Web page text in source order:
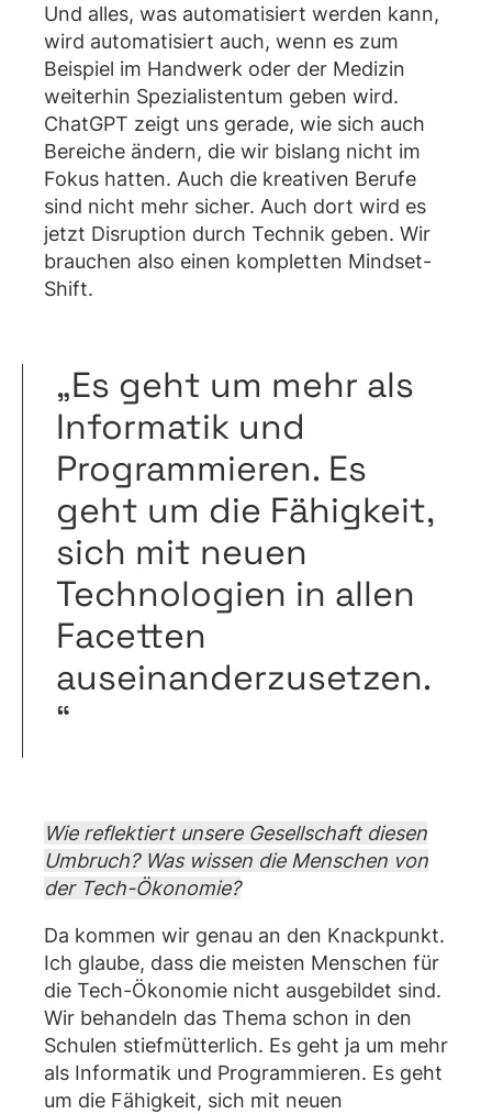
Und alles, was automatisiert werden kann,
wird automatisiert auch, wenn es zum
Beispiel im Handwerk oder der Medizin
weiterhin Spezialistentum geben wird.
ChatGPT zeigt uns gerade, wie sich auch
Bereiche ändern, die wir bislang nicht im
Fokus hatten. Auch die kreativen Berufe
sind nicht mehr sicher. Auch dort wird es
jetzt Disruption durch Technik geben. Wir
brauchen also einen kompletten Mindset-
Shift.
„Es geht um mehr als
Informatik und
Programmieren. Es
geht um die Fähigkeit,
sich mit neuen
Technologien in allen
Facetten
auseinanderzusetzen.
“
Wie reflektiert unsere Gesellschaft diesen
Umbruch? Was wissen die Menschen von
der Tech-Ökonomie?
Da kommen wir genau an den Knackpunkt.
Ich glaube, dass die meisten Menschen für
die Tech-Ökonomie nicht ausgebildet sind.
Wir behandeln das Thema schon in den
Schulen stiefmütterlich. Es geht ja um mehr
als Informatik und Programmieren. Es geht
um die Fähigkeit, sich mit neuen